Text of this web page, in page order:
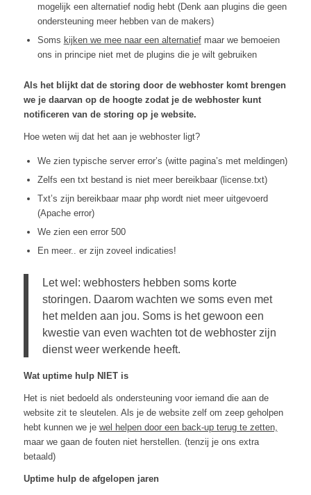
mogelijk een alternatief nodig hebt (Denk aan plugins die geen
ondersteuning meer hebben van de makers)
Soms kijken we mee naar een alternatiefmaar we bemoeien
ons in principe niet met de plugins die je wilt gebruiken
Als het blijkt dat de storing door de webhoster komt brengen
we je daarvan op de hoogte zodat je de webhoster kunt
notificeren van de storing op je website.
Hoe weten wij dat het aan je webhoster ligt?
We zien typische server error’s (witte pagina’s met meldingen)
Zelfs een txt bestand is niet meer bereikbaar (license.txt)
Txt’s zijn bereikbaar maar php wordt niet meer uitgevoerd
(Apache error)
We zien een error 500
En meer.. er zijn zoveel indicaties!
Let wel: webhosters hebben soms korte
storingen. Daarom wachten we soms even met
het melden aan jou. Soms is het gewoon een
kwestie van even wachten tot de webhoster zijn
dienst weer werkende heeft.
Wat uptime hulp NIET is
Het is niet bedoeld als ondersteuning voor iemand die aan de
website zit te sleutelen. Als je de website zelf om zeep geholpen
hebt kunnen we je wel helpen door een back-up terug te zetten,
maar we gaan de fouten niet herstellen. (tenzij je ons extra
betaald)
Uptime hulp de afgelopen jaren